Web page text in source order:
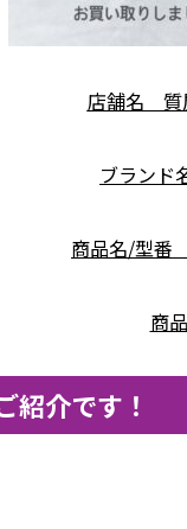
店舗名 質
ブランド
商品名/型
商
紹介です！